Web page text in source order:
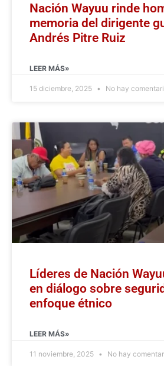
Nación Wayuu rinde
memoria del dirigente
Andrés Pitre Ruiz
LEER MÁS»
15 diciembre, 2025 No hay
Líderes de Nación
en diálogo sobre
enfoque étnico
LEER MÁS»
11 noviembre, 2025 No hay